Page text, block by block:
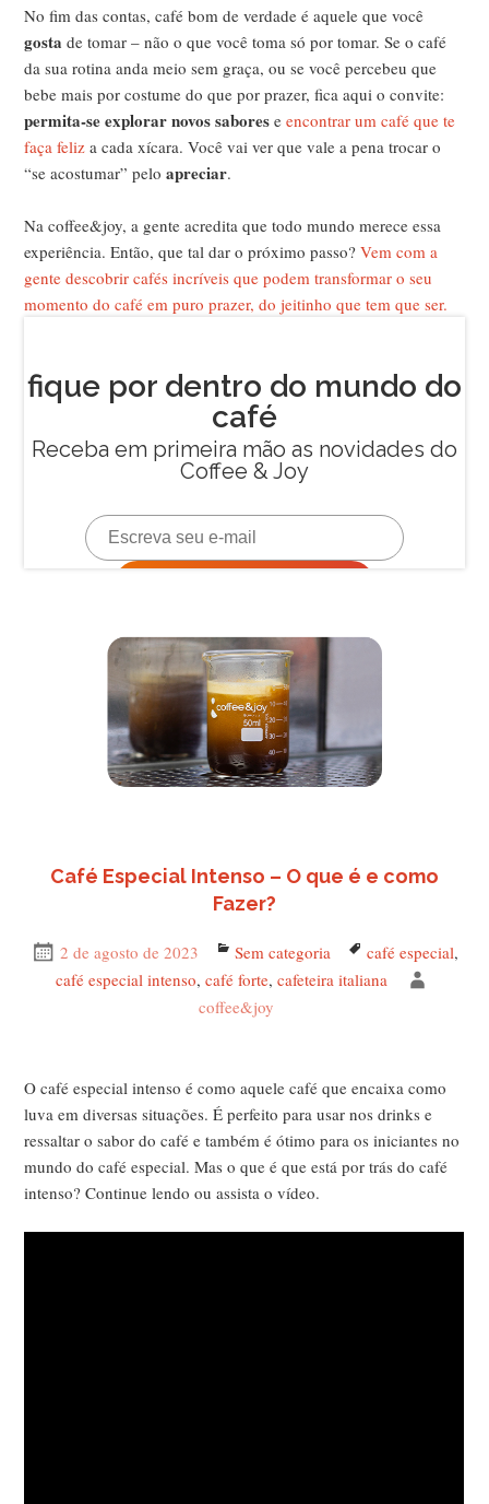
No fim das contas, café bom de verdade é aquele que você
gosta de tomar – não o que você toma só por tomar. Se o café
da sua rotina anda meio sem graça, ou se você percebeu que
bebe mais por costume do que por prazer, fica aqui o convite:
permita-se explorar novos sabores eencontrar um café que te
faça feliz a cada xícara. Você vai ver que vale a pena trocar o
“se acostumar” peloapreciar.
Na coffee&joy, a gente acredita que todo mundo merece essa
experiência. Então, que tal dar o próximo passo?Vem com a
gente descobrir cafés incríveis que podem transformar o seu
momento do café em puro prazer, do jeitinho que tem que ser.
Café Especial Intenso – O que é e como
Fazer?
Publicado
em
2 de agosto de 2023 Categorias
Sem categoria Tags
café especial,
café especial intenso, café forte, cafeteira italiana
coffee&joy
O café especial intenso é como aquele café que encaixa como
luva em diversas situações. É perfeito para usar nos drinks e
ressaltar o sabor do café e também é ótimo para os iniciantes no
mundo do café especial. Mas o que é que está por trás do café
intenso? Continue lendo ou assista o vídeo.